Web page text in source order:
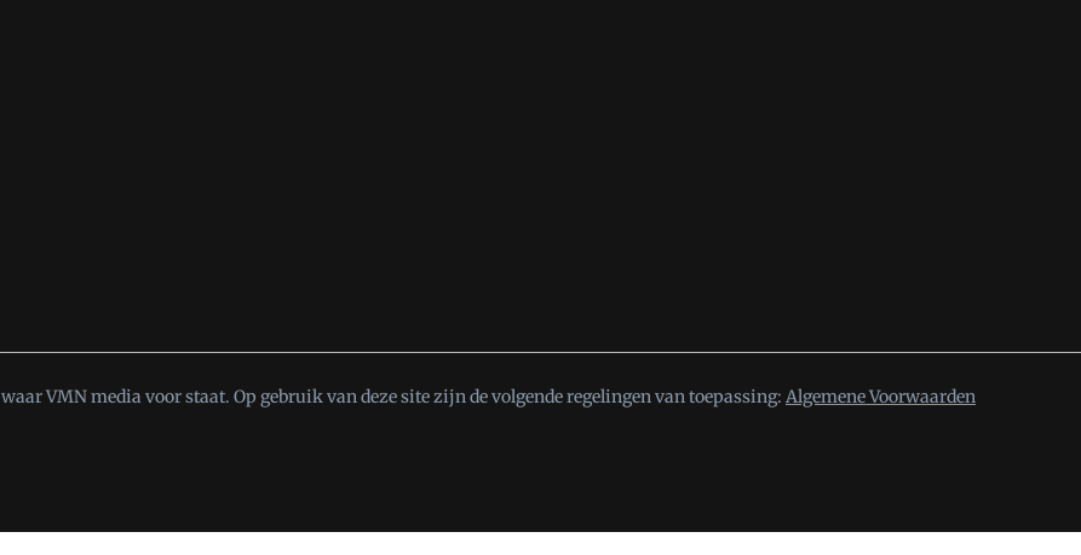
waar VMN media voor staat. Op gebruik van deze site zijn de volgende regelingen van toepassing: Algemene Voorwaarden